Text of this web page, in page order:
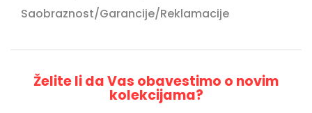
Saobraznost/Garancije/Reklamacije
Želite li da Vas obavestimo o novim
kolekcijama?